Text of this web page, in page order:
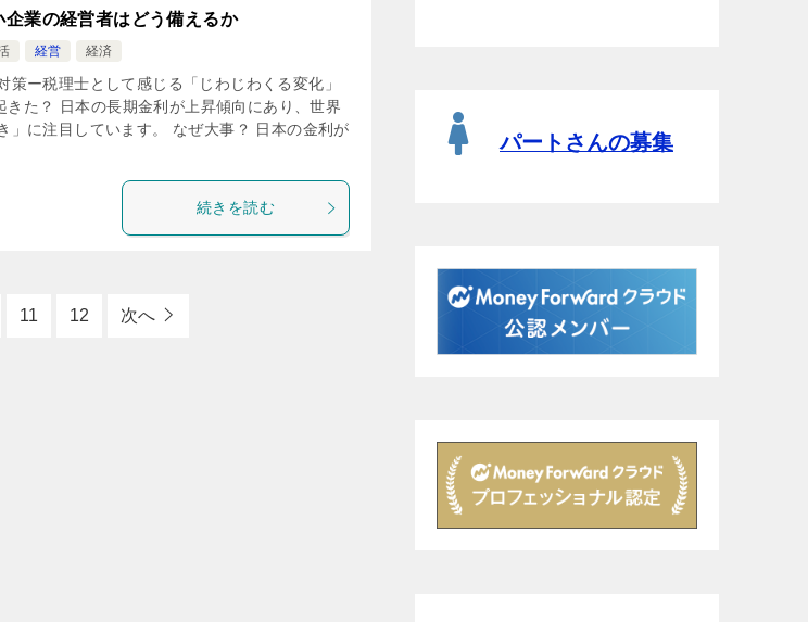
業の経営者はどう備えるか
経営 経済
策ー税理士として感じる「じわじわくる変化」
た？ 日本の長期金利が上昇傾向にあり、世界
」に注目しています。 なぜ大事？ 日本の金利が
続きを読む
11 12 次へ
パートさんの募集